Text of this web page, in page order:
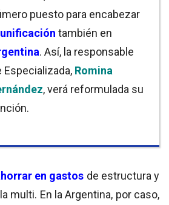
puesto para encabezar
unificación también en
. Así, la responsable
Especializada, Romina
, verá reformulada su
en gastos de estructura y
multi. En la Argentina, por caso,